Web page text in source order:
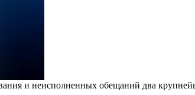
и неисполненных обещаний два